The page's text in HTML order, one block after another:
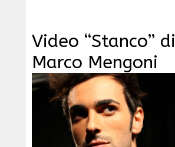
Video “Stanco” di
Marco Mengoni